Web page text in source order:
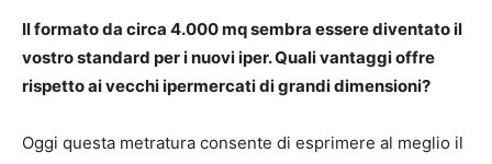
Il formato da circa 4.000 mq sembra essere diventato il
vostro standard per i nuovi iper. Quali vantaggi offre
rispetto ai vecchi ipermercati di grandi dimensioni?
Oggi questa metratura consente di esprimere al meglio il